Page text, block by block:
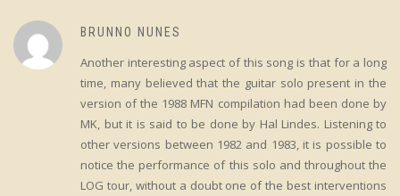
BRUNNO NUNES
Another interesting aspect of this song is that for a long
time, many believed that the guitar solo present in the
version of the 1988 MFN compilation had been done by
MK, but it is said to be done by Hal Lindes. Listening to
other versions between 1982 and 1983, it is possible to
notice the performance of this solo and throughout the
LOG tour, without a doubt one of the best interventions